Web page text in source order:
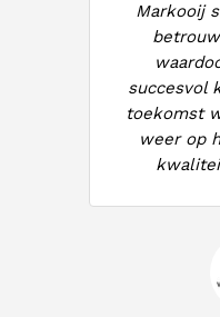
Markooij
succesvol
toekomst
weer op